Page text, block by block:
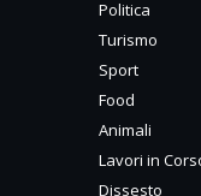
Politica
Turismo
Sport
Food
Animali
Lavori in
Dissesto